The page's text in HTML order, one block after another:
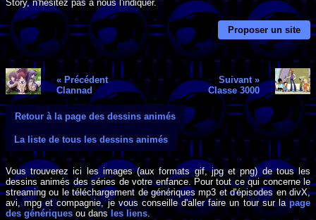
Story, n'hésitez pas à nous l'indiquer.
Proposer un site
« Précédent
Clannad
Suivant »
Classe 3000
Retour à la page des dessins animés
La liste de tous les dessins animés
Vous trouverez ici les images (aux formats gif, jpg et png) de tous les
dessins animés des séries de votre enfance. Pour tout ce qui concerne le
streaming ou le téléchargement de génériques mp3 et d'épisodes en divX,
avi, mpg et compagnie, je vous conseille d'aller faire un tour sur la page
des génériques ou dansles liens.